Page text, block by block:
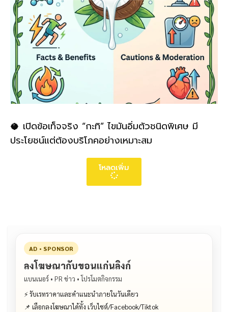
🥥 เปิดข้อเท็จจริง “กะทิ” ไขมันอิ่มตัวชนิดพิเศษ มี
ประโยชน์แต่ต้องบริโภคอย่างเหมาะสม
โหลดเพิ่ม
AD • SPONSOR
ลงโฆษณากับขอนแก่นลิงก์
แบนเนอร์ • PR ข่าว • โปรโมตกิจกรรม
⚡ รับเรทราคาและคำแนะนำภายในวันเดียว
📌 เลือกลงโฆษณาได้ทั้ง เว็บไซต์/Facebook/Tiktok